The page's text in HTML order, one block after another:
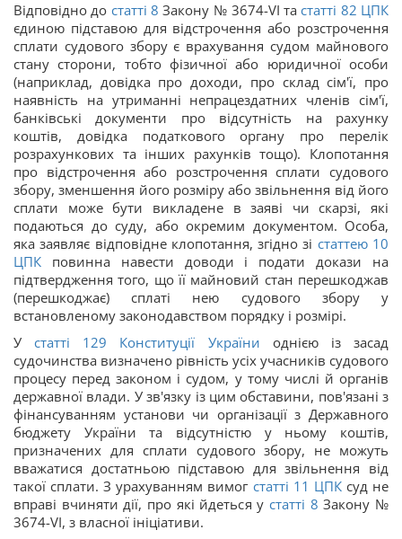
Відповідно до статті 8 Закону № 3674-VI тастатті 82 ЦПК
єдиною підставою для відстрочення або розстрочення
сплати судового збору є врахування судом майнового
стану сторони, тобто фізичної або юридичної особи
(наприклад, довідка про доходи, про склад сім'ї, про
наявність на утриманні непрацездатних членів сім'ї,
банківські документи про відсутність на рахунку
коштів, довідка податкового органу про перелік
розрахункових та інших рахунків тощо). Клопотання
про відстрочення або розстрочення сплати судового
збору, зменшення його розміру або звільнення від його
сплати може бути викладене в заяві чи скарзі, які
подаються до суду, або окремим документом. Особа,
яка заявляє відповідне клопотання, згідно зі статтею 10
ЦПК повинна навести доводи і подати докази на
підтвердження того, що її майновий стан перешкоджав
(перешкоджає) сплаті нею судового збору у
встановленому законодавством порядку і розмірі.
Устатті 129 Конституції України однією із засад
судочинства визначено рівність усіх учасників судового
процесу перед законом і судом, у тому числі й органів
державної влади. У зв'язку із цим обставини, пов'язані з
фінансуванням установи чи організації з Державного
бюджету України та відсутністю у ньому коштів,
призначених для сплати судового збору, не можуть
вважатися достатньою підставою для звільнення від
такої сплати. З урахуванням вимог статті 11 ЦПКсуд не
вправі вчиняти дії, про які йдеться у статті 8 Закону №
3674-VI, з власної ініціативи.